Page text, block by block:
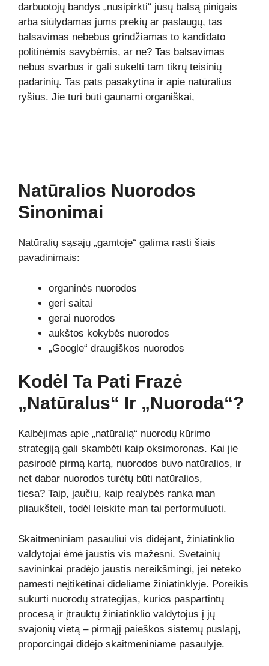
darbuotojų bandys „nusipirkti“ jūsų balsą pinigais
arba siūlydamas jums prekių ar paslaugų, tas
balsavimas nebebus grindžiamas to kandidato
politinėmis savybėmis, ar ne? Tas balsavimas
nebus svarbus ir gali sukelti tam tikrų teisinių
padarinių. Tas pats pasakytina ir apie natūralius
ryšius. Jie turi būti gaunami organiškai,
Natūralios Nuorodos
Sinonimai
Natūralių sąsajų „gamtoje“ galima rasti šiais
pavadinimais:
organinės nuorodos
geri saitai
gerai nuorodos
aukštos kokybės nuorodos
„Google“ draugiškos nuorodos
Kodėl Ta Pati Frazė
„Natūralus“ Ir „Nuoroda“?
Kalbėjimas apie „natūralią“ nuorodų kūrimo
strategiją gali skambėti kaip oksimoronas. Kai jie
pasirodė pirmą kartą, nuorodos buvo natūralios, ir
net dabar nuorodos turėtų būti natūralios,
tiesa? Taip, jaučiu, kaip realybės ranka man
pliaukšteli, todėl leiskite man tai performuluoti.
Skaitmeniniam pasauliui vis didėjant, žiniatinklio
valdytojai ėmė jaustis vis mažesni. Svetainių
savininkai pradėjo jaustis nereikšmingi, jei neteko
pamesti neįtikėtinai dideliame žiniatinklyje. Poreikis
sukurti nuorodų strategijas, kurios paspartintų
procesą ir įtrauktų žiniatinklio valdytojus į jų
svajonių vietą – pirmąjį paieškos sistemų puslapį,
proporcingai didėjo skaitmeniniame pasaulyje.